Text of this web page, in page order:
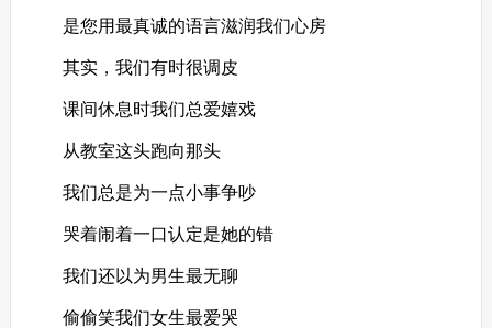
是您用最真诚的语言滋润我们心房
其实，我们有时很调皮
课间休息时我们总爱嬉戏
从教室这头跑向那头
我们总是为一点小事争吵
哭着闹着一口认定是她的错
我们还以为男生最无聊
偷偷笑我们女生最爱哭